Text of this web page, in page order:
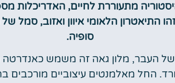
מתעוררת לחיים, האדריכלות
התיאטרון הלאומי איוון ואזוב, סמל
סופיה.
של העבר, מלון גאה זה משמש כאנדרטה
החל מאלמנטים עיצוביים מורכבים